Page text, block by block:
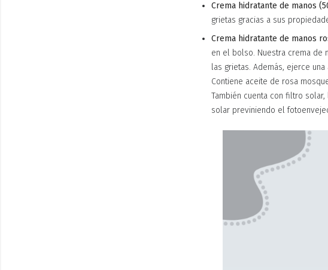
Crema hidratante de manos
grietas gracias a sus
Crema hidratante de manos
en el bolso. Nuestra crema de
las grietas. Además, ejerce
Contiene aceite de rosa
También cuenta con filtro
solar previniendo el